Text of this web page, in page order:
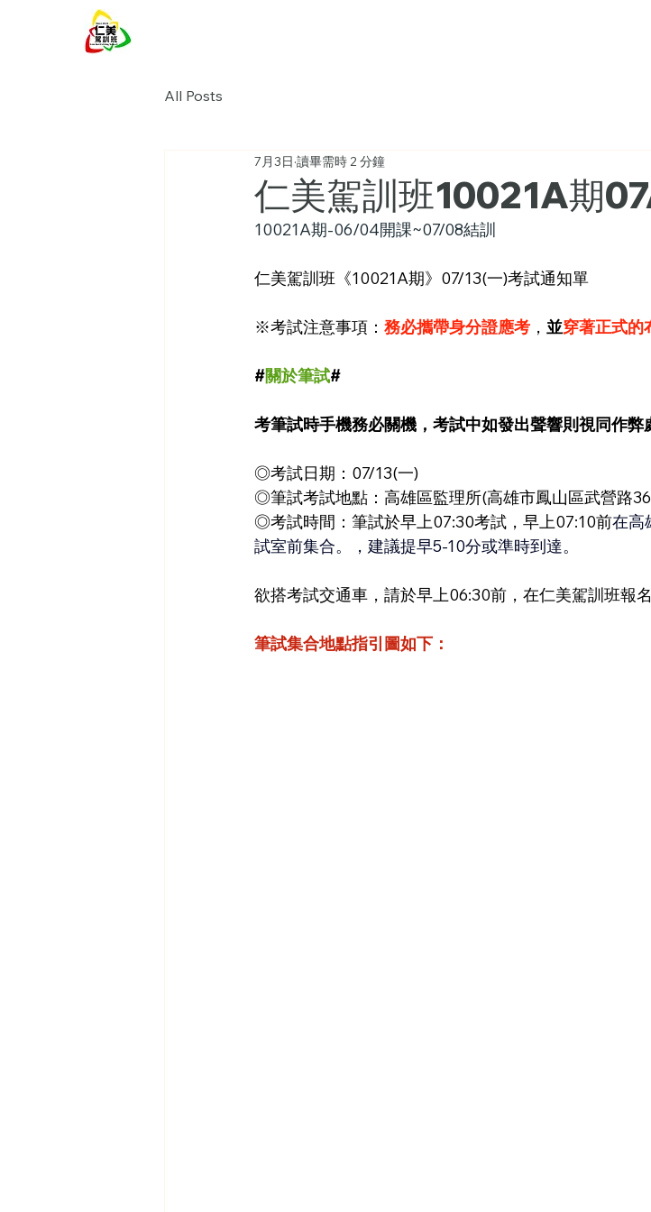
All Posts
仁美駕訓班10021A期
7月3日 讀畢需時 2 分鐘
10021A期-06/04開課~07/08結訓
仁美駕訓班《10021A期》07/13(一)考試通知單
※考試注意事項： 務必攜帶身分證應考 ， 並穿著正式的
#關於筆試#
考筆試時手機務必關機，考試中如發出聲響則視同作弊
◎考試日期：07/13(一)
◎筆試考試地點：高雄區監理所(高雄市鳳山區武營路
◎考試時間：筆試於早上07:30考試，早上07:10前在高
試室前集合。，建議提早5-10分或準時到達。
欲搭考試交通車，請於早上06:30前，在仁美駕訓班報名
筆試集合地點指引圖如下：